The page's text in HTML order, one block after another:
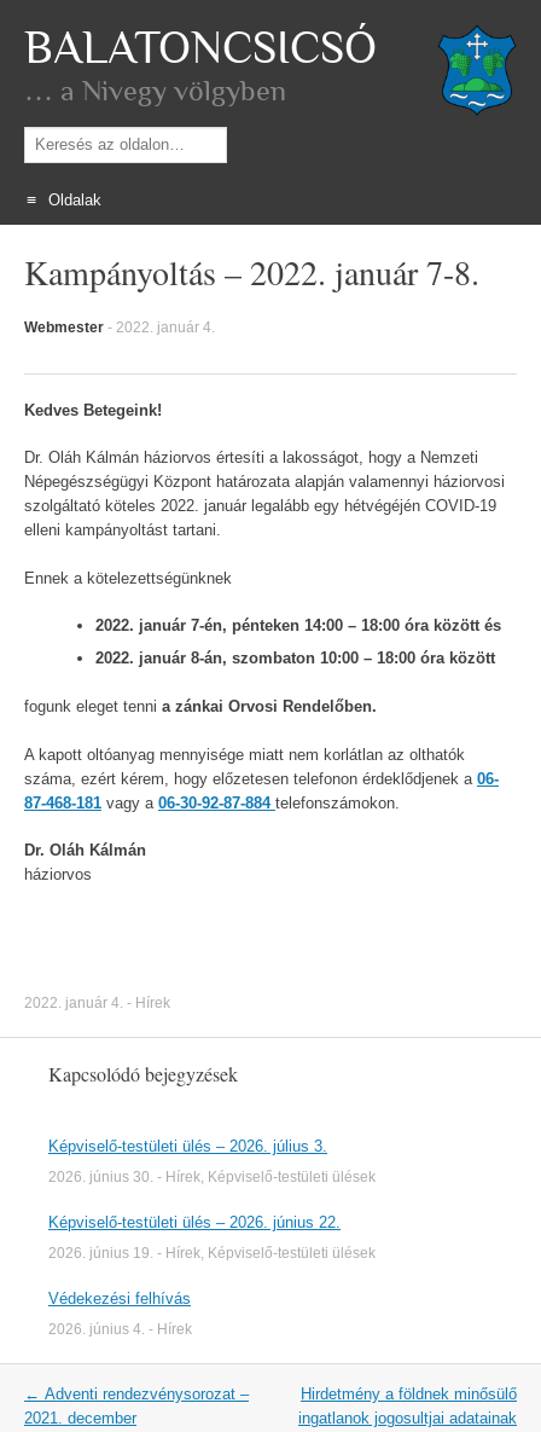
BALATONCSICSÓ
… a Nivegy völgyben
Keresés
Oldalak
Kampányoltás – 2022. január 7-8.
Webmester - 2022. január 4.
Kedves Betegeink!
Dr. Oláh Kálmán háziorvos értesíti a lakosságot, hogy a Nemzeti
Népegészségügyi Központ határozata alapján valamennyi háziorvosi
szolgáltató köteles 2022. január legalább egy hétvégéjén COVID-19
elleni kampányoltást tartani.
Ennek a kötelezettségünknek
2022. január 7-én, pénteken 14:00 – 18:00 óra között és
2022. január 8-án, szombaton 10:00 – 18:00 óra között
fogunk eleget tenni a zánkai Orvosi Rendelőben.
A kapott oltóanyag mennyisége miatt nem korlátlan az olthatók
száma, ezért kérem, hogy előzetesen telefonon érdeklődjenek a 06-
87-468-181 vagy a 06-30-92-87-884 telefonszámokon.
Dr. Oláh Kálmán
háziorvos
2022. január 4. - Hírek
Kapcsolódó bejegyzések
Képviselő-testületi ülés – 2026. július 3.
2026. június 30. - Hírek, Képviselő-testületi ülések
Képviselő-testületi ülés – 2026. június 22.
2026. június 19. - Hírek, Képviselő-testületi ülések
Védekezési felhívás
2026. június 4. - Hírek
Post
navigation
← Adventi rendezvénysorozat –
2021. december
Hirdetmény a földnek minősülő
ingatlanok jogosultjai adatainak